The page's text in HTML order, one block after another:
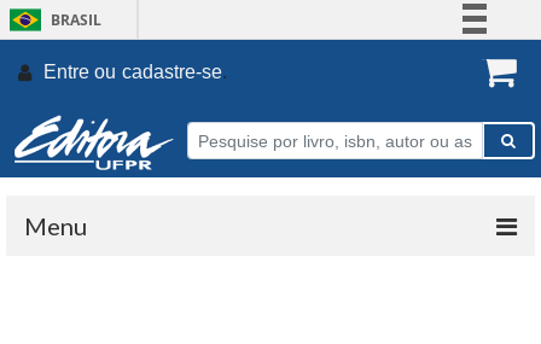
BRASIL
Participe
Entre ou cadastre-se.
Menu